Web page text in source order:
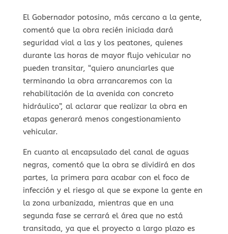
El Gobernador potosino, más cercano a la gente,
comentó que la obra recién iniciada dará
seguridad vial a las y los peatones, quienes
durante las horas de mayor flujo vehicular no
pueden transitar, “quiero anunciarles que
terminando la obra arrancaremos con la
rehabilitación de la avenida con concreto
hidráulico”, al aclarar que realizar la obra en
etapas generará menos congestionamiento
vehicular.
En cuanto al encapsulado del canal de aguas
negras, comentó que la obra se dividirá en dos
partes, la primera para acabar con el foco de
infección y el riesgo al que se expone la gente en
la zona urbanizada, mientras que en una
segunda fase se cerrará el área que no está
transitada, ya que el proyecto a largo plazo es